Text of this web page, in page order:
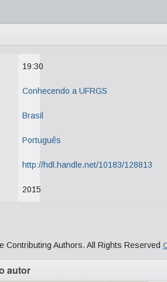
19:30
Conhecendo a UFRGS
Brasil
Português
http://hdl.handle.net/10183/128813
2015
Contributing Authors. All Rights Reserved
autor